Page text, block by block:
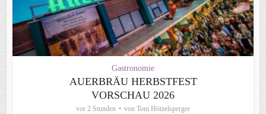
Gastronomie
AUERBRÄU HERBSTFEST
VORSCHAU 2026
vor 2 Stunden von Toni Hötzelsperger